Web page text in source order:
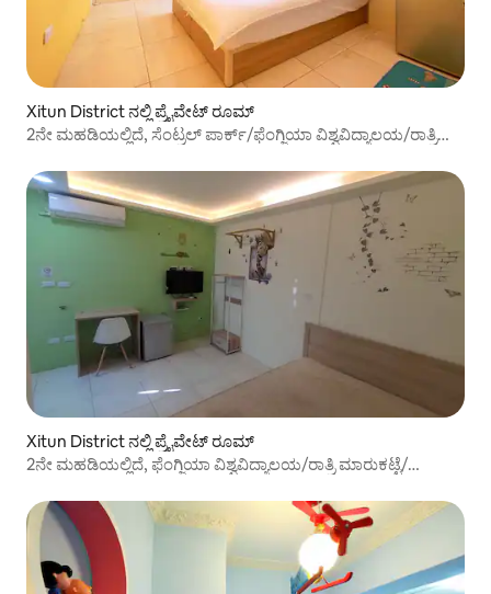
Xitun District ನಲ್ಲಿ ಪ್ರೈವೇಟ್ ರೂಮ್
2ನೇ ಮಹಡಿಯಲ್ಲಿದೆ, ಸೆಂಟ್ರಲ್ ಪಾರ್ಕ್/ಫೆಂಗ್ಜಿಯಾ ವಿಶ್ವವಿದ್ಯಾಲಯ/ರಾತ್ರಿ
ಉತ್ತಮ ಸ್ನೇಹಿತರ ಸಂಗ್ರಹಣೆ, ವ್ಯವಹಾರ ಪ್ರಯಾಣದ ಹತ್ತಿರದಲ್ಲಿದೆ
Xitun District ನಲ್ಲಿ ಪ್ರೈವೇಟ್ ರೂಮ್
2ನೇ ಮಹಡಿಯಲ್ಲಿದೆ, ಫೆಂಗ್ಜಿಯಾ ವಿಶ್ವವಿದ್ಯಾಲಯ/ರಾತ್ರಿ ಮಾರುಕಟ್ಟೆ/
ಹೊಸದಾಗಿ ಸಜ್ಜುಗೊಳಿಸಲಾದ, ಕುಟುಂಬ ಪ್ರವಾಸ, ಉತ್ತಮ ಸ್ನೇಹಿತರ
ಸಂಗ್ರಹಣೆ, ವ್ಯವಹಾರ ಪ್ರಯಾಣಕ್ಕೆ ಉತ್ತಮವಾಗಿದೆ